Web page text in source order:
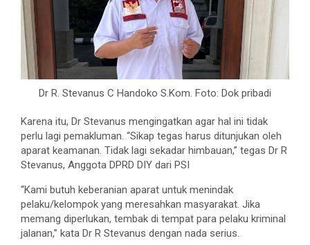
Dr R. Stevanus C Handoko S.Kom. Foto: Dok pribadi
Karena itu, Dr Stevanus mengingatkan agar hal ini tidak
perlu lagi pemakluman. “Sikap tegas harus ditunjukan oleh
aparat keamanan. Tidak lagi sekadar himbauan,” tegas Dr R
Stevanus, Anggota DPRD DIY dari PSI
“Kami butuh keberanian aparat untuk menindak
pelaku/kelompok yang meresahkan masyarakat. Jika
memang diperlukan, tembak di tempat para pelaku kriminal
jalanan,” kata Dr R Stevanus dengan nada serius.